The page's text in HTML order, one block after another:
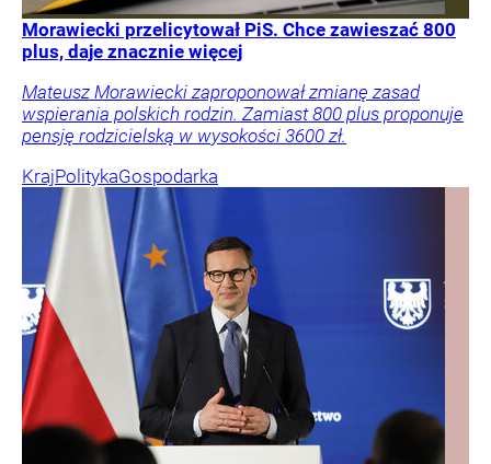
Morawiecki przelicytował PiS. Chce zawieszać 800
plus, daje znacznie więcej
Mateusz Morawiecki zaproponował zmianę zasad
wspierania polskich rodzin. Zamiast 800 plus proponuje
pensję rodzicielską w wysokości 3600 zł.
KrajPolitykaGospodarka